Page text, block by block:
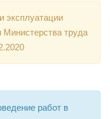
эксплуатации
Министерства труда
работ в